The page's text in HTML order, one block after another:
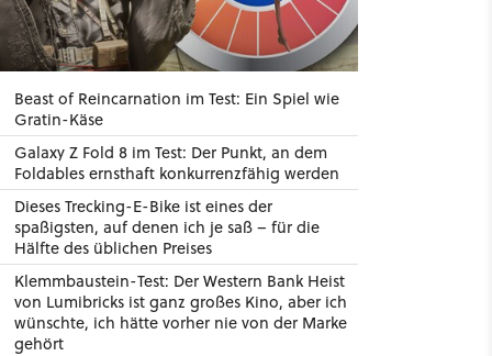
Beast of Reincarnation im Test: Ein Spiel wie
Gratin-Käse
Galaxy Z Fold 8 im Test: Der Punkt, an dem
Foldables ernsthaft konkurrenzfähig werden
Dieses Trecking-E-Bike ist eines der
spaßigsten, auf denen ich je saß – für die
Hälfte des üblichen Preises
Klemmbaustein-Test: Der Western Bank Heist
von Lumibricks ist ganz großes Kino, aber ich
wünschte, ich hätte vorher nie von der Marke
gehört